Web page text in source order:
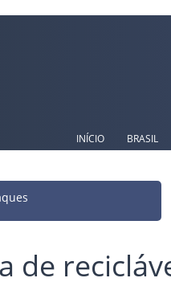
INÍCIO BRASIL
de